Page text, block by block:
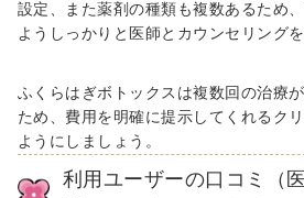
設定、また薬剤の種類も複数あるため
ようしっかりと医師とカウンセリング
ふくらはぎボトックスは複数回の治療
ため、費用を明確に提示してくれるク
ようにしましょう。
利用ユーザーの口コミ（